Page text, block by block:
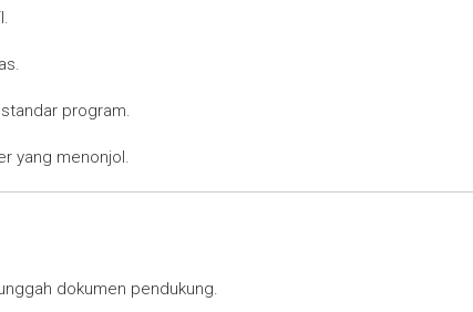
program.
yang menonjol.
dokumen pendukung.